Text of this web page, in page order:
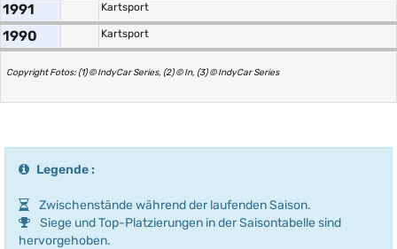
1991 Kartsport
1990 Kartsport
Copyright Fotos: (1) © IndyCar Series, (2) © In, (3) © IndyCar Series
Legende :
Zwischenstände während der laufenden Saison.
Siege und Top-Platzierungen in der Saisontabelle sind
hervorgehoben.